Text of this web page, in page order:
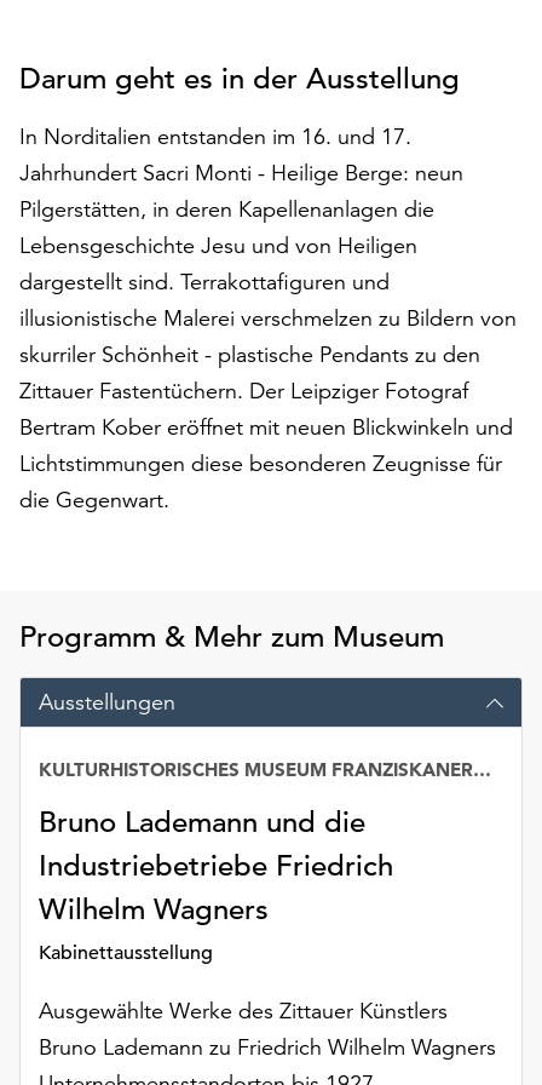
akzeptieren“,
alle
Cookies
akzeptieren.
Sie
können
Ihr
Einverständnis
jederzeit
ändern
und
widerrufen.
Dafür
steht
Seite
Schaltfläche
„Cookie-
zur
Verfügung.
Funktionale
Cookies
auch
ohne
Einverständnis
weiterhin
ausgeführt.
Darum geht es in der Ausstellung
In Norditalien entstanden im 16. und 17.
Jahrhundert Sacri Monti - Heilige Berge: neun
Pilgerstätten, in deren Kapellenanlagen die
Lebensgeschichte Jesu und von Heiligen
dargestellt sind. Terrakottafiguren und
illusionistische Malerei verschmelzen zu Bildern von
skurriler Schönheit - plastische Pendants zu den
Zittauer Fastentüchern. Der Leipziger Fotograf
Bertram Kober eröffnet mit neuen Blickwinkeln und
Lichtstimmungen diese besonderen Zeugnisse für
die Gegenwart.
Programm & Mehr zum Museum
Ausstellungen
Bruno Lademann und die
Industriebetriebe Friedrich
Wilhelm Wagners
Kabinettausstellung
KULTURHISTORISCHES MUSEUM FRANZISKANERKLOSTER
Ausgewählte Werke des Zittauer Künstlers
Bruno Lademann zu Friedrich Wilhelm Wagners